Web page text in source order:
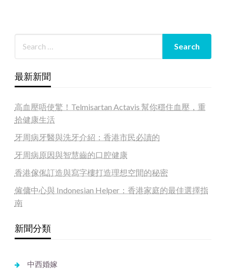
最新新聞
高血壓唔使驚！Telmisartan Actavis 幫你穩住血壓，重
拾健康生活
牙周病牙醫與洗牙介紹：香港市民必讀的
牙周病原因與智慧齒的口腔健康
香港傢俬訂造與寫字樓打造理想空間的秘密
僱傭中心與 Indonesian Helper：香港家庭的最佳選擇指
南
新聞分類
中西婚嫁